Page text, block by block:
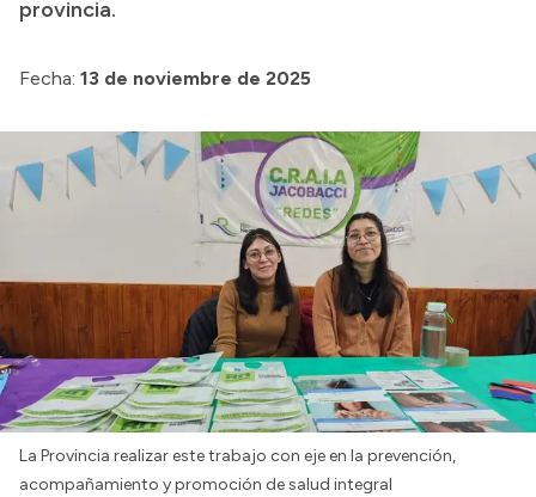
provincia.
Fecha: 13 de noviembre de 2025
La Provincia realizar este trabajo con eje en la prevención,
acompañamiento y promoción de salud integral